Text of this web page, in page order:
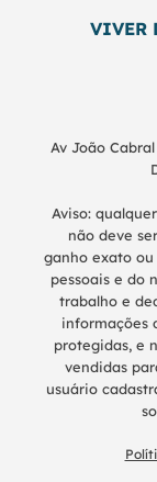
VIVER
Av João
Aviso:
não deve
ganho exato
pessoais e do
trabalho e
informações
protegidas, e
vendidas
usuário